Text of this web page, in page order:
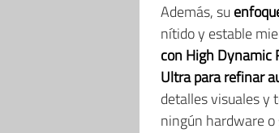
Además, su
nítido y estable
con High Dynamic
Ultra para refinar
detalles visuales y
ningún hardware